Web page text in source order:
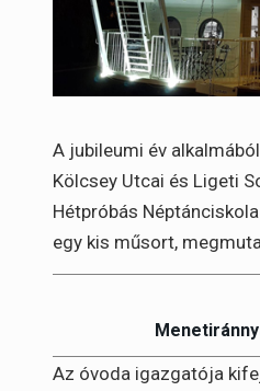
A jubileumi év
Kölcsey Utcai és Ligeti
Hétpróbás
egy kis műsort,
Az óvoda igazgatója